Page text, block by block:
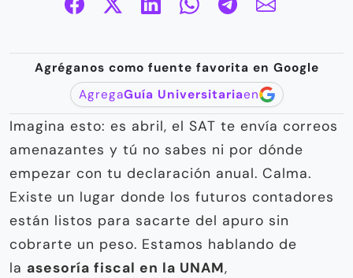
Agréganos como fuente favorita en Google
AgregaGuía Universitariaen
Imagina esto: es abril, el SAT te envía correos
amenazantes y tú no sabes ni por dónde
empezar con tu declaración anual. Calma.
Existe un lugar donde los futuros contadores
están listos para sacarte del apuro sin
cobrarte un peso. Estamos hablando de
la asesoría fiscal en la UNAM,